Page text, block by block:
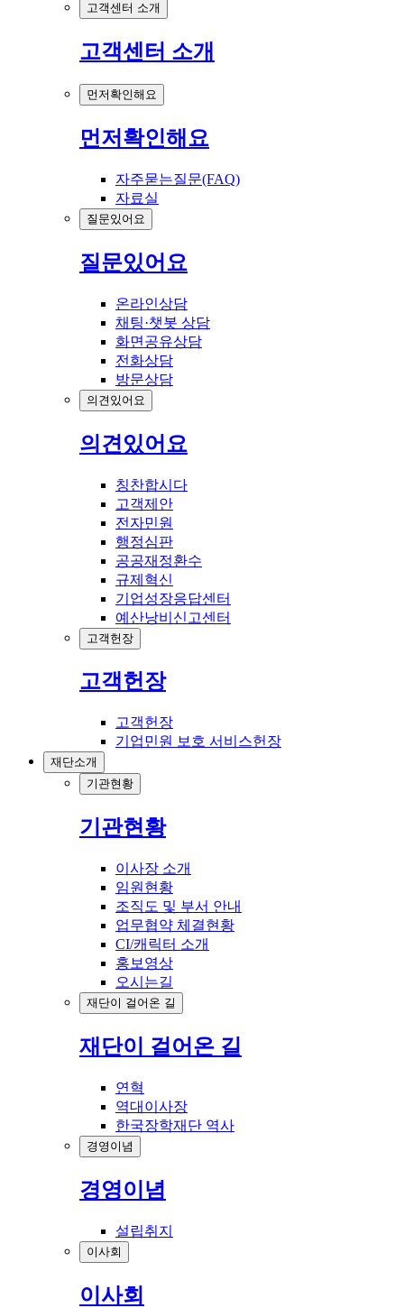
고객센터 소개
고객센터 소개
먼저확인해요
먼저확인해요
자주묻는질문(FAQ)
자료실
질문있어요
질문있어요
온라인상담
채팅·챗봇 상담
화면공유상담
전화상담
방문상담
의견있어요
의견있어요
칭찬합시다
고객제안
전자민원
행정심판
공공재정환수
규제혁신
기업성장응답센터
예산낭비신고센터
고객헌장
고객헌장
고객헌장
기업민원 보호 서비스헌장
재단소개
기관현황
기관현황
이사장 소개
임원현황
조직도 및 부서 안내
업무협약 체결현황
CI/캐릭터 소개
홍보영상
오시는길
재단이 걸어온 길
재단이 걸어온 길
연혁
역대이사장
한국장학재단 역사
경영이념
경영이념
설립취지
이사회
이사회